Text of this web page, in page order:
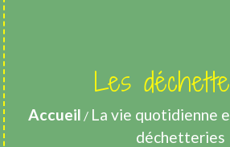
Les
Accueil / La vie quotidienne
déchetteries